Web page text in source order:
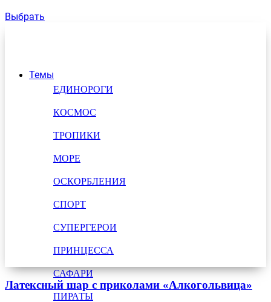
Темы
ЕДИНОРОГИ
КОСМОС
ТРОПИКИ
МОРЕ
ОСКОРБЛЕНИЯ
СПОРТ
СУПЕРГЕРОИ
ПРИНЦЕССА
САФАРИ
ПИРАТЫ
Выбрать
Латексный шар с приколами «Алкогольвица»